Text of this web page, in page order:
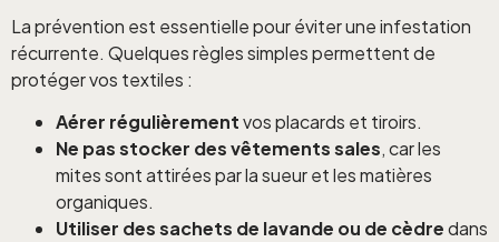
La prévention est essentielle pour éviter une infestation
récurrente. Quelques règles simples permettent de
protéger vos textiles :
Aérer régulièrementvos placards et tiroirs.
Ne pas stocker des vêtements sales, car les
mites sont attirées par la sueur et les matières
organiques.
Utiliser des sachets de lavande ou de cèdredans